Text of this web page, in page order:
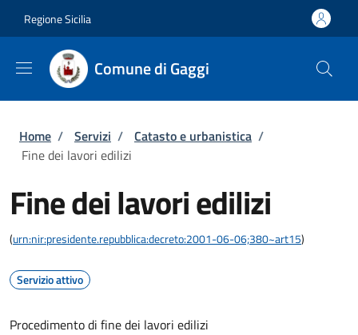
Regione Sicilia
Comune di Gaggi
Briciole di pane
Home / Servizi / Catasto e urbanistica /
Fine dei lavori edilizi
Fine dei lavori edilizi
(urn:nir:presidente.repubblica:decreto:2001-06-06;380~art15)
Servizio attivo
Procedimento di fine dei lavori edilizi